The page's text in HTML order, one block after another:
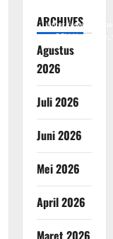
https://
ARCHIVES
Agustus
2026
Juli 2026
Juni 2026
Mei 2026
April 2026
Maret 2026